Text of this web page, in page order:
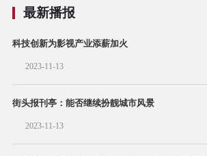
最新播报
科技创新为影视产业添薪加火
2023-11-13
街头报刊亭：能否继续扮靓城市风景
2023-11-13